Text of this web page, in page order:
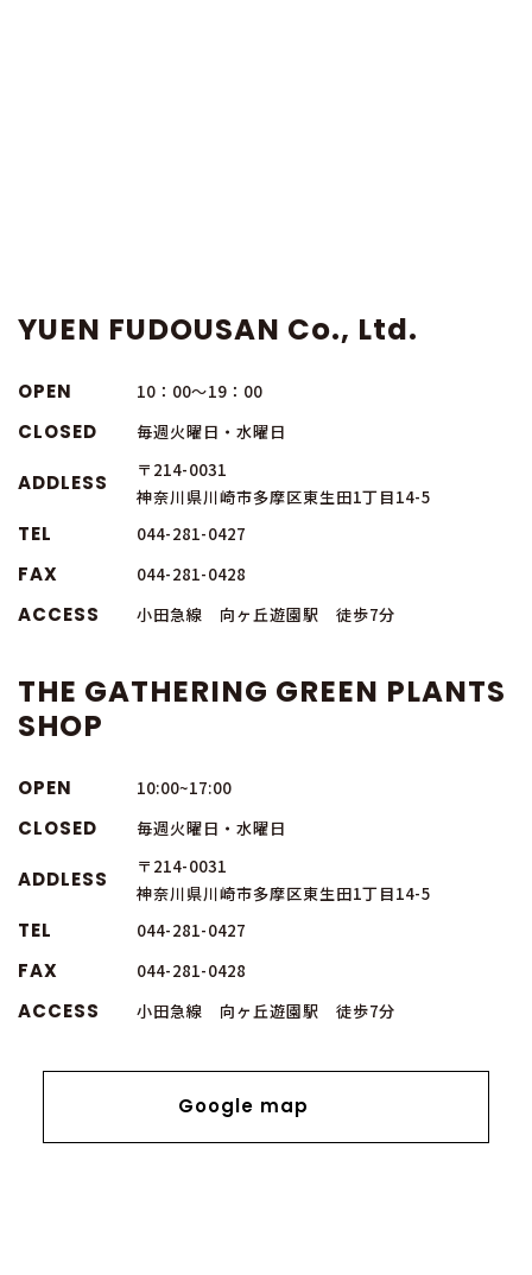
YUEN FUDOUSAN Co., Ltd.
OPEN 10：00～19：00
CLOSED 毎週火曜日・水曜日
ADDLESS
〒214-0031
神奈川県川崎市多摩区東生田1丁目14-5
TEL 044-281-0427
FAX 044-281-0428
ACCESS 小田急線 向ヶ丘遊園駅 徒歩7分
THE GATHERING GREEN PLANTS
SHOP
OPEN 10:00~17:00
CLOSED 毎週火曜日・水曜日
ADDLESS
〒214-0031
神奈川県川崎市多摩区東生田1丁目14-5
TEL 044-281-0427
FAX 044-281-0428
ACCESS 小田急線 向ヶ丘遊園駅 徒歩7分
Google map